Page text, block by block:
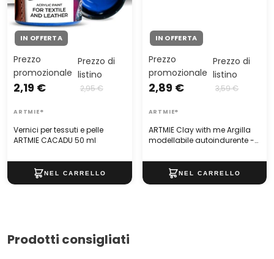
IN OFFERTA
Vernici per tessuti e pelle
ARTMIE CACADU 50 ml
Prezzo
promozionale
2,19 €
Prezzo di
listino
2,95 €
ARTMIE®
IN OFFERTA
ARTMIE Clay with me Argilla
modellabile autoindurente -
Prezzo
promozionale
2,89 €
Prezzo di
listino
3,59 €
ARTMIE®
Prodotti consigliati